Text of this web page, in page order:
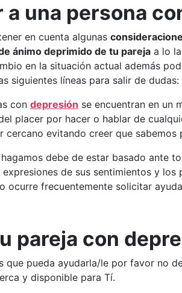
a una persona
en cuenta algunas
ánimo deprimido de tu pareja a lo
en la situación actual además
siguientes líneas para salir de dudas:
con depresión se encuentran en un
placer por hacer o hablar de
cercano evitando creer que
debe de estar basado ante
de sus sentimientos y
ocurre frecuentemente solicitar
pareja con
que pueda ayudarla/le por favor no
y disponible para Tí.